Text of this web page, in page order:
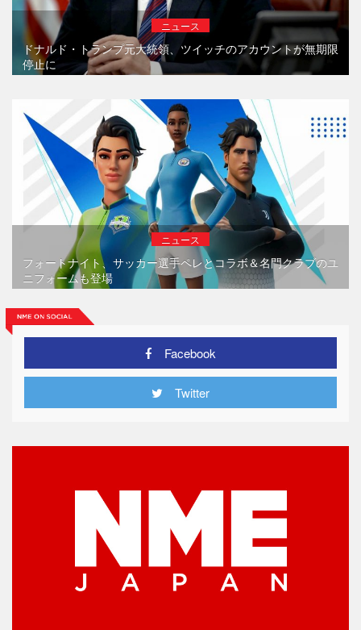
ニュース
ドナルド・トランプ元大統領、ツイッチのアカウントが無期限
停止に
ニュース
フォートナイト、サッカー選手ペレとコラボ＆名門クラブのユ
ニフォームも登場
Facebook
Twitter